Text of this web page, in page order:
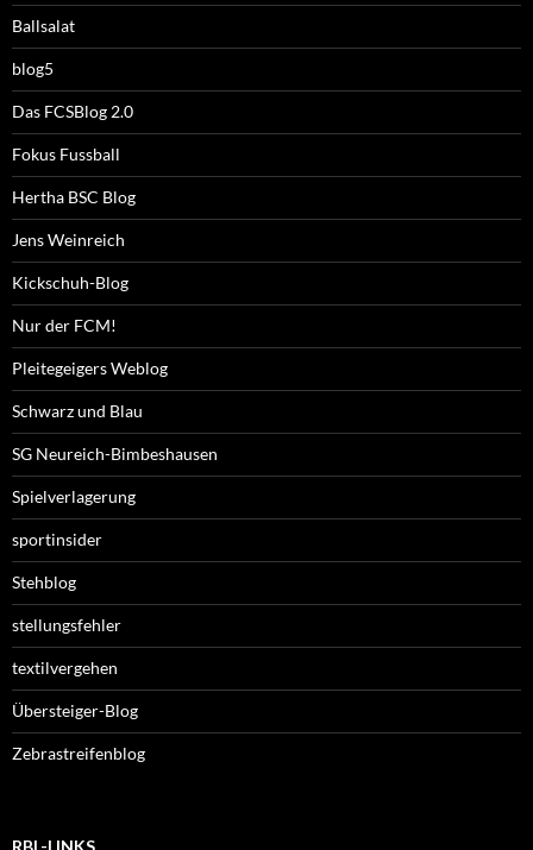
Ballsalat
blog5
Das FCSBlog 2.0
Fokus Fussball
Hertha BSC Blog
Jens Weinreich
Kickschuh-Blog
Nur der FCM!
Pleitegeigers Weblog
Schwarz und Blau
SG Neureich-Bimbeshausen
Spielverlagerung
sportinsider
Stehblog
stellungsfehler
textilvergehen
Übersteiger-Blog
Zebrastreifenblog